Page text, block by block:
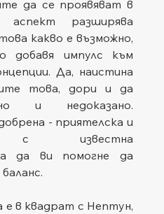
да се проявяват в
аспект разширява
какво е възможно,
добавя импулс към
Да, наистина
това, дори и да
и недоказано.
- приятелска и
с известна
да ви помогне да
е в квадрат с Нептун,